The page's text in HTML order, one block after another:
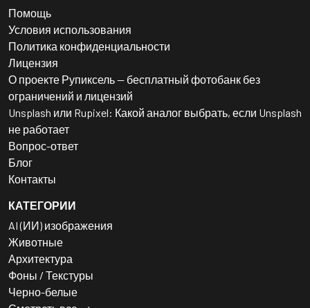
Помощь
Условия использования
Политика конфиденциальности
Лицензия
О проекте Рупиксель — бесплатный фотобанк без
ограничений и лицензий
Unsplash или Rupixel: Какой аналог выбрать, если Unsplash
не работает
Вопрос-ответ
Блог
Контакты
КАТЕГОРИИ
AI (ИИ) изображения
Животные
Архитектура
Фоны / Текстуры
Черно-белые